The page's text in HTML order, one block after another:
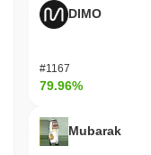
DIMO
#1167
79.96%
Mubarak